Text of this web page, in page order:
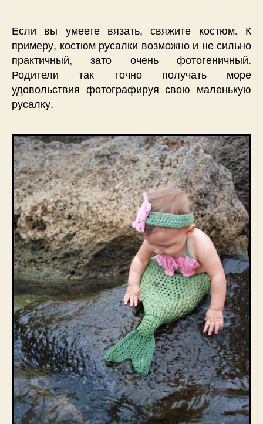
Если вы умеете вязать, свяжите костюм. К
примеру, костюм русалки возможно и не сильно
практичный, зато очень фотогеничный.
Родители так точно получать море
удовольствия фотографируя свою маленькую
русалку.